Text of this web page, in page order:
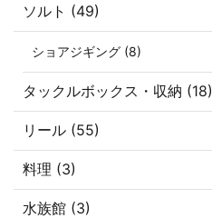
ソルト (49)
ショアジギング (8)
タックルボックス・収納 (18)
リール (55)
料理 (3)
水族館 (3)